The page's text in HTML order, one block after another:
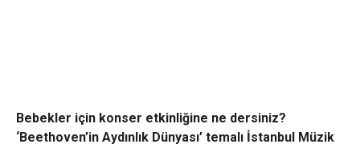
Bebekler için konser etkinliğine ne dersiniz?
‘Beethoven’in Aydınlık Dünyası’ temalı İstanbul Müzik